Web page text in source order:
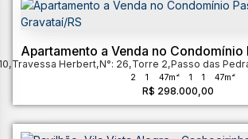
Apartamento a Venda no Condomínio
Gravataí/RS
R$ 298.000,00
,Travessa Herbert,N°: 26,Torre 2,Passo das
2 1 47m² 1 1 47m²